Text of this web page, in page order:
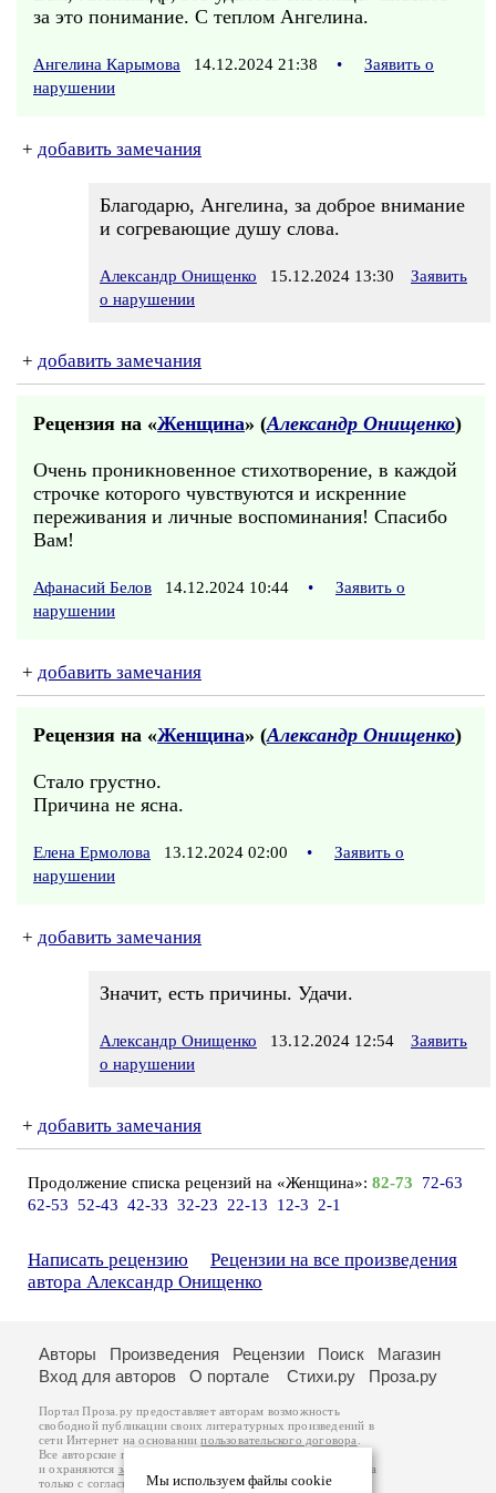
за это понимание. С теплом Ангелина.
Ангелина Карымова 14.12.2024 21:38 •
Заявить о
нарушении
+ добавить замечания
Благодарю, Ангелина, за доброе внимание
и согревающие душу слова.
Александр Онищенко 15.12.2024 13:30
Заявить
о нарушении
+ добавить замечания
Рецензия на «Женщина» (Александр Онищенко)
Очень проникновенное стихотворение, в каждой
строчке которого чувствуются и искренние
переживания и личные воспоминания! Спасибо
Вам!
Афанасий Белов 14.12.2024 10:44 •
Заявить о
нарушении
+ добавить замечания
Рецензия на «Женщина» (Александр Онищенко)
Стало грустно.
Причина не ясна.
Елена Ермолова 13.12.2024 02:00 •
Заявить о
нарушении
+ добавить замечания
Значит, есть причины. Удачи.
Александр Онищенко 13.12.2024 12:54
Заявить
о нарушении
+ добавить замечания
Продолжение списка рецензий на «Женщина»: 82-73
72-63
62-53 52-43 42-33 32-23 22-13 12-3 2-1
Написать рецензию
Рецензии на все произведения
автора Александр Онищенко
Мы используем файлы cookie
Авторы Произведения Рецензии Поиск
Магазин
Вход для авторов
О портале Стихи.ру Проза.ру
Портал Проза.ру предоставляет авторам возможность
свободной публикации своих литературных произведений в
сети Интернет на основаниипользовательского договора
Все авторские права на произведения принадлежат авторам
и охраняются законом
. Перепечатка произведений возможна
только с согласия его автора, к которому вы можете